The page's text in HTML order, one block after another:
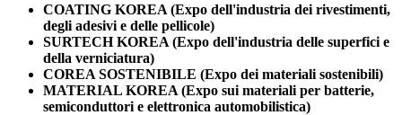
COATING KOREA (Expo dell'industria dei rivestimenti,
degli adesivi e delle pellicole)
SURTECH KOREA (Expo dell'industria delle superfici e
della verniciatura)
COREA SOSTENIBILE (Expo dei materiali sostenibili)
MATERIAL KOREA (Expo sui materiali per batterie,
semiconduttori e elettronica automobilistica)